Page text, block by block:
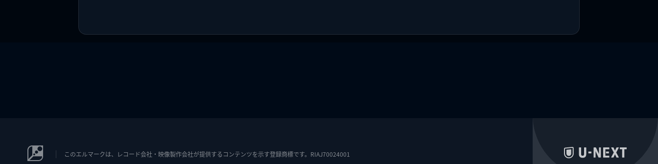
このエルマークは、レコード会社・映像製作会社が提供するコンテンツを示す登録商標です。RIAJ70024001